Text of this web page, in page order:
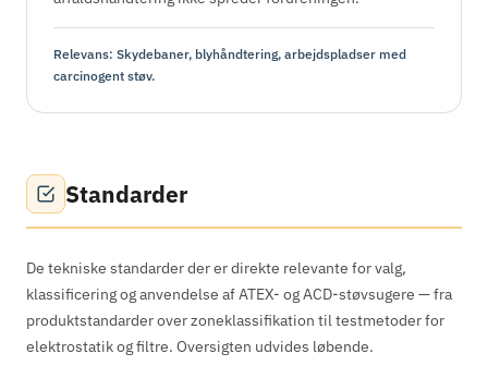
Relevans: Skydebaner, blyhåndtering, arbejdspladser med
carcinogent støv.
Standarder
De tekniske standarder der er direkte relevante for valg,
klassificering og anvendelse af ATEX- og ACD-støvsugere — fra
produktstandarder over zoneklassifikation til testmetoder for
elektrostatik og filtre. Oversigten udvides løbende.